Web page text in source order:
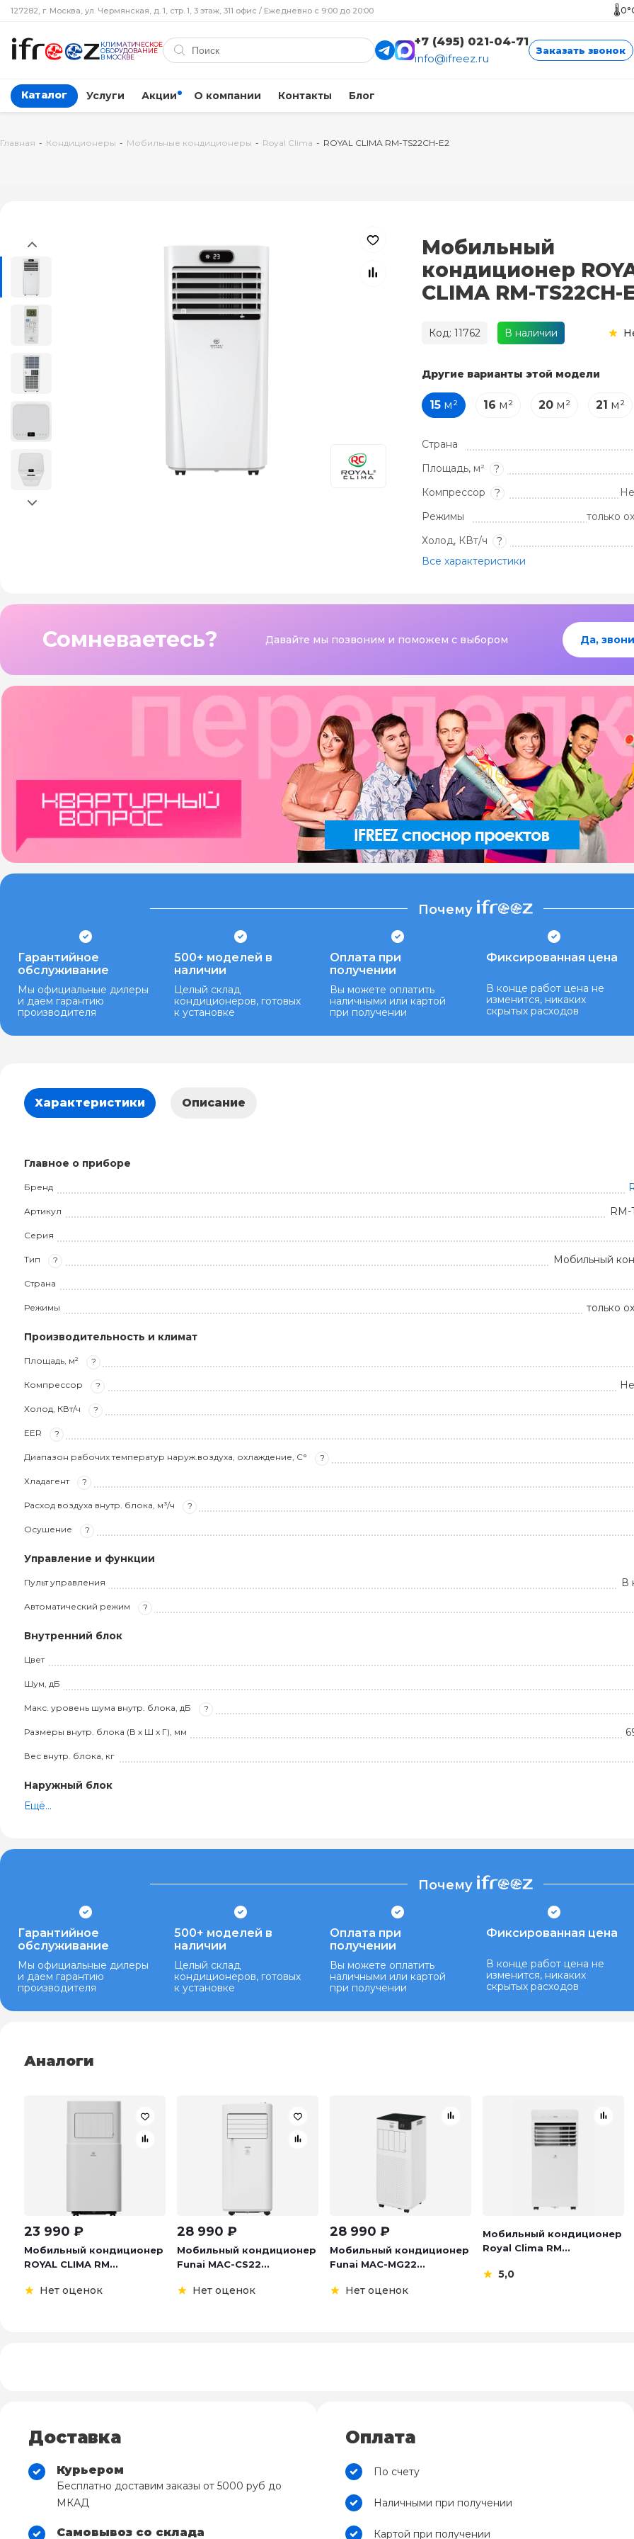
127282, г. Москва, ул. Чермянская, д. 1, стр. 1, 3 этаж, 311 офис / Ежедневно с 9:00 до 20:00 🌡️
КЛИМАТИЧЕСКОЕ
ОБОРУДОВАНИЕ
В МОСКВЕ
+7 (495) 021-04-71
info@ifreez.ru
Заказать звонок
Каталог Услуги Акции О компании Контакты Блог
Главная - Кондиционеры - Мобильные кондиционеры - Royal Clima - ROYAL CLIMA RM-TS22CH-E2
Мобильный
кондиционер
CLIMA RM-TS22CH-
Код: 11762 В наличии
Другие варианты этой модели
15м² 16 м² 20м² 21 м²
Страна
Площадь, м²
?
Компрессор
?
Режимы
только
Холод, КВт/ч
?
Все характеристики
Сомневаетесь? Давайте мы позвоним и поможем с выбором Да,
Почему
Гарантийное
обслуживание
Мы официальные дилеры
и даем гарантию
производителя
500+ моделей в
наличии
Целый склад
кондиционеров, готовых
к установке
Оплата при
получении
Вы можете оплатить
наличными или картой
при получении
Фиксированная цена
В конце работ цена не
изменится, никаких
скрытых расходов
Характеристики Описание
Главное о приборе
Бренд
Артикул RM-
Серия
Тип ? Мобильный
Страна
Режимы только
Производительность и климат
Площадь, м² ?
Компрессор ?
Холод, КВт/ч ?
EER ?
Диапазон рабочих температур наруж.воздуха, охлаждение, С° ?
Хладагент ?
Расход воздуха внутр. блока, м³/ч ?
Осушение ?
Управление и функции
Пульт управления В
Автоматический режим ?
Внутренний блок
Цвет
Шум, дБ
Макс. уровень шума внутр. блока, дБ ?
Размеры внутр. блока (В х Ш х Г), мм
Вес внутр. блока, кг
Наружный блок
Ещё...
Почему
Гарантийное
обслуживание
Мы официальные дилеры
и даем гарантию
производителя
500+ моделей в
наличии
Целый склад
кондиционеров, готовых
к установке
Оплата при
получении
Вы можете оплатить
наличными или картой
при получении
Фиксированная цена
В конце работ цена не
изменится, никаких
скрытых расходов
Аналоги
23 990 ₽
Мобильный кондиционер
ROYAL CLIMA RM...
Нет оценок
28 990 ₽
Мобильный кондиционер
Funai MAC-CS22...
Нет оценок
28 990 ₽
Мобильный кондиционер
Funai MAC-MG22...
Нет оценок
Мобильный кондиционер
Royal Clima RM...
5,0
Доставка
Курьером
Бесплатно доставим заказы от 5000 руб до
МКАД
Самовывоз со склада
Оплата
По счету
Наличными при получении
Картой при получении